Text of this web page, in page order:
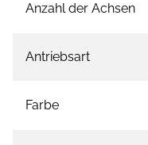
Anzahl der Achsen
Antriebsart
Farbe